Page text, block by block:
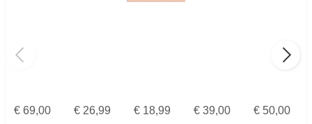
€69,00 €26,99 € 18,99 € 39,00 € 50,00